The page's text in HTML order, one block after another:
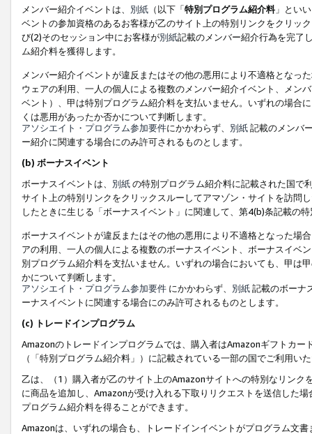
メンバー紹介イベントは、 別紙 （以下「特別プログラム紹介料」とい
ベントの参加資格のあるお客様が乙のサイト上の特別リンクをクリッ
び(2)そのセッション中にお客様が別紙記載のメンバー紹介行為を完了
ム紹介料を獲得します。
メンバー紹介イベントが違反またはその他の悪用により不適格となっ
ウェアの利用、一人の個人による複数のメンバー紹介イベント、メン
ベント）、甲は特別プログラム紹介料を支払いません。いずれの場合
くは悪用があったか否かについて判断します。
アソシエイト・プログラム参加要件にかかわらず、 別紙記載のメンバ
ー紹介に関連する場合にのみ許可されるものとします。
(b) ボーナスイベント
ボーナスイベントは、 別紙の特別プログラム紹介料に記載された国で
サイト上の特別リンクをクリックスルーしてアマゾン・サイトを訪問
したときに生じる「ボーナスイベント」に関連して、第4(b)条記載の
ボーナスイベントが違反またはその他の悪用により不適格となった場
アの利用、一人の個人による複数のボーナスイベント、ボーナスイベ
別プログラム紹介料を支払いません。いずれの場合においても、甲は
かについて判断します。
アソシエイト・プログラム参加要件 にかかわらず、 別紙記載のボーナ
ーナスイベントに関連する場合にのみ許可されるものとします。
(c) トレードインプログラム
Amazonのトレードインプログラムでは、購入者はAmazonギフトカ
（「特別プログラム紹介料」）に記載されている一部の国でご利用い
乙は、（1）購入者が乙のサイト上のAmazonサイトへの特別なリン
に商品を追加し、Amazonが受け入れる下取りリクエストを送信した
プログラム紹介料を得ることができます。
Amazonは、いずれの場合も、トレードインイベントがプログラム文